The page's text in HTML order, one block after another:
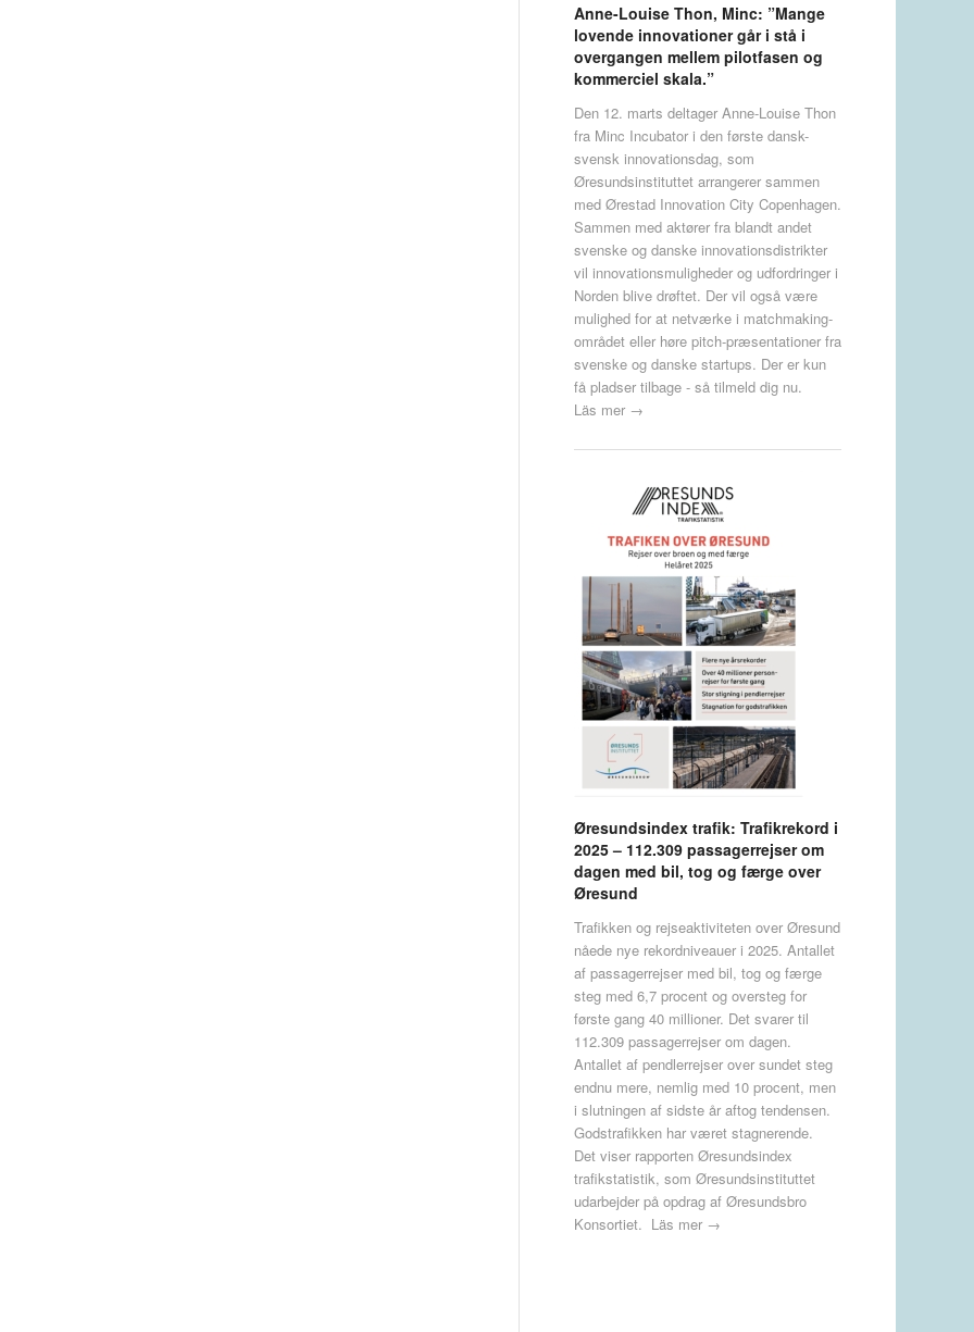
Anne-Louise Thon, Minc: ”Mange
lovende innovationer går i stå i
overgangen mellem pilotfasen og
kommerciel skala.”
Den 12. marts deltager Anne-Louise Thon
fra Minc Incubator i den første dansk-
svensk innovationsdag, som
Øresundsinstituttet arrangerer sammen
med Ørestad Innovation City Copenhagen.
Sammen med aktører fra blandt andet
svenske og danske innovationsdistrikter
vil innovationsmuligheder og udfordringer i
Norden blive drøftet. Der vil også være
mulighed for at netværke i matchmaking-
området eller høre pitch-præsentationer fra
svenske og danske startups. Der er kun
få pladser tilbage - så tilmeld dig nu.
Läs mer →
Øresundsindex trafik: Trafikrekord i
2025 – 112.309 passagerrejser om
dagen med bil, tog og færge over
Øresund
Trafikken og rejseaktiviteten over Øresund
nåede nye rekordniveauer i 2025. Antallet
af passagerrejser med bil, tog og færge
steg med 6,7 procent og oversteg for
første gang 40 millioner. Det svarer til
112.309 passagerrejser om dagen.
Antallet af pendlerrejser over sundet steg
endnu mere, nemlig med 10 procent, men
i slutningen af sidste år aftog tendensen.
Godstrafikken har været stagnerende.
Det viser rapporten Øresundsindex
trafikstatistik, som Øresundsinstituttet
udarbejder på opdrag af Øresundsbro
Konsortiet. Läs mer →